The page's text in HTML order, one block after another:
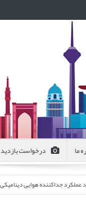
ما درخواست بازدید
عملکرد جداکننده هوایی